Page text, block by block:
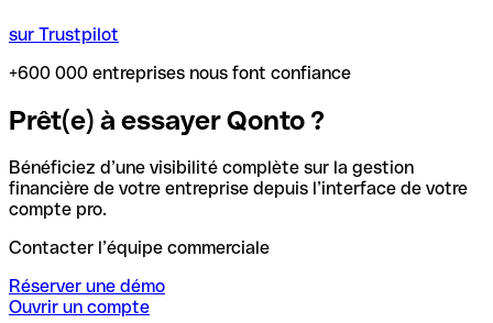
sur Trustpilot
+600 000 entreprises nous font confiance
Prêt(e) à essayer Qonto ?
Bénéficiez d’une visibilité complète sur la gestion
financière de votre entreprise depuis l’interface de votre
compte pro.
Contacter l’équipe commerciale
Réserver une démo
Ouvrir un compte